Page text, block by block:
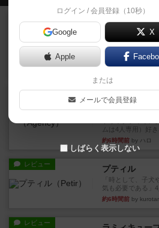
レビュー
カブラン
以前オインクゲー
クというゲームの
約3時間前by ぽっぽ
レビュー
充実
エージェンシ
トリックテイキン
ムは4人専用）好き
約6時間前 by ハロ
レビュー プティル
「時として、子犬
気も必要である」4
約6時間前 by
レビュー
ログイン / 会員登録（10秒）
Google X
Apple
または
メールで会員登録
しばらく表示しない